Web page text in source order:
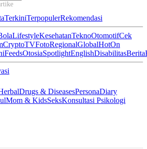
ini...
TerkiniTerpopulerRekomendasi
LifestyleKesehatanTeknoOtomotifCek
CryptoTVFotoRegionalGlobalHotOn
FeedsOtosiaSpotlightEnglishDisabilitasBerita
Drugs & DiseasesPersonaDiary
Mom & KidsSeksKonsultasi Psikologi